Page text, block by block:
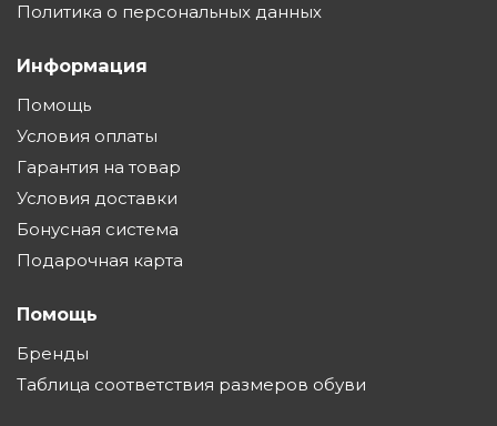
Политика о персональных данных
Информация
Помощь
Условия оплаты
Гарантия на товар
Условия доставки
Бонусная система
Подарочная карта
Помощь
Бренды
Таблица соответствия размеров обуви